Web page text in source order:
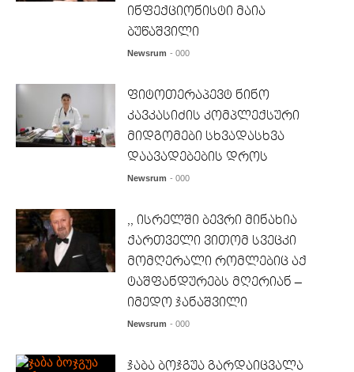
ინფექციონისტი მაია
ბუწაშვილი
Newsrum - 000
ფიტოთერაპევტ ნინო
კავკასიძის კომპლექსური
მიდგომები სხვადასხვა
დაავადებების დროს
Newsrum - 000
,, ისრელში ბევრი მინახია
ქართველი ვითომ სვეცკი
მომღერალი რომლებიც აქ
ტაშფანდურებს მღერიან –
იმედო ჯანაშვილი
Newsrum - 000
ჯაბა ბოჯგუა გარდაიცვალა